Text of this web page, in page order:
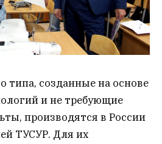
типа, созданные на основе
и не требующие
производятся в России
ТУСУР. Для их